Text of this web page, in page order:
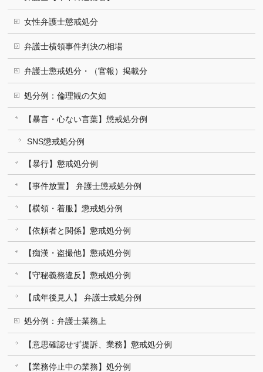
女性弁護士懲戒処分
弁護士横領事件判決の相場
弁護士懲戒処分・（官報）掲載分
処分例：倫理観の欠如
【暴言・心ない言葉】懲戒処分例
SNS懲戒処分例
【暴行】懲戒処分例
【事件放置】 弁護士懲戒処分例
【横領・着服】懲戒処分例
【依頼者と関係】懲戒処分例
【痴漢・盗撮他】懲戒処分例
【守秘義務違反】懲戒処分例
【成年後見人】 弁護士戒処分例
処分例：弁護士業務上
【意思確認せず提訴、業務】懲戒処分例
【業務停止中の業務】処分例